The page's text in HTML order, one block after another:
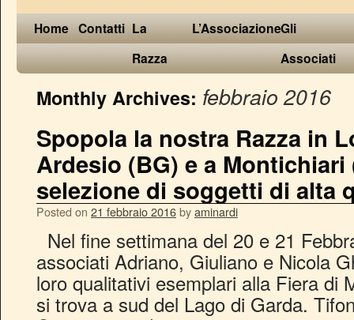
Home Contatti La
Razza
L’AssociazioneGli
Associati
Monthly Archives: febbraio 2016
Spopola la nostra Razza in
Ardesio (BG) e a
selezione di soggetti di alta
Posted on 21 febbraio 2016byaminardi
Nel fine settimana del 20 e 21
associati Adriano, Giuliano e Nicola
loro qualitativi esemplari alla Fiera di
si trova a sud del Lago di Garda.